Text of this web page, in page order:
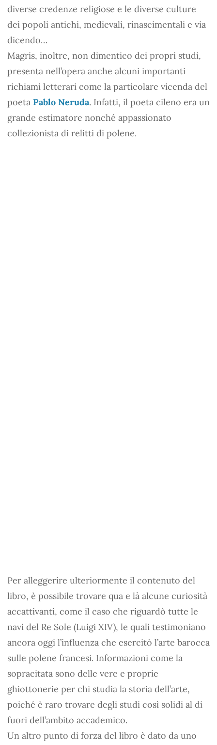
diverse credenze religiose e le diverse culture
dei popoli antichi, medievali, rinascimentali e via
dicendo…
Magris, inoltre, non dimentico dei propri studi,
presenta nell’opera anche alcuni importanti
richiami letterari come la particolare vicenda del
poeta Pablo Neruda. Infatti, il poeta cileno era un
grande estimatore nonché appassionato
collezionista di relitti di polene.
Per alleggerire ulteriormente il contenuto del
libro, è possibile trovare qua e là alcune curiosità
accattivanti, come il caso che riguardò tutte le
navi del Re Sole (Luigi XIV), le quali testimoniano
ancora oggi l’influenza che esercitò l’arte barocca
sulle polene francesi. Informazioni come la
sopracitata sono delle vere e proprie
ghiottonerie per chi studia la storia dell’arte,
poiché è raro trovare degli studi così solidi al di
fuori dell’ambito accademico.
Un altro punto di forza del libro è dato da uno